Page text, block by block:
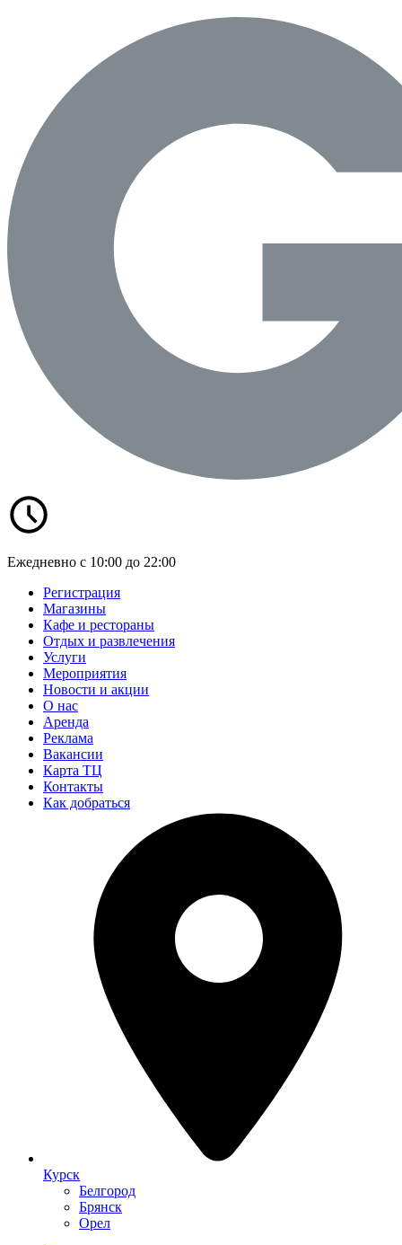
Ежедневно с 10:00 до 22:00
Регистрация
Магазины
Кафе и рестораны
Отдых и развлечения
Услуги
Мероприятия
Новости и акции
О нас
Аренда
Реклама
Вакансии
Карта ТЦ
Контакты
Как добраться
Курск
Белгород
Брянск
Орел